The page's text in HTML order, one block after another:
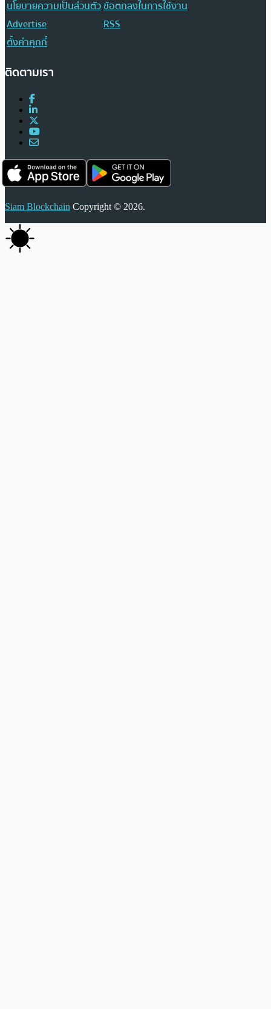
นโยบายความเป็นส่วนตัวข้อตกลงในการใช้งาน
Advertise
RSS
ตั้งค่าคุกกี้
ติดตามเรา
Siam Blockchain Copyright © 2026.